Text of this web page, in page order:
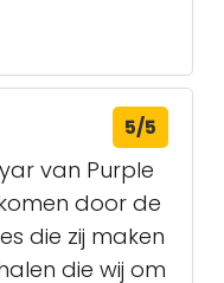
5/5
van Purple
door de
die zij maken
die wij om